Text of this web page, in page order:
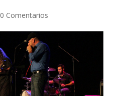
0 Comentarios